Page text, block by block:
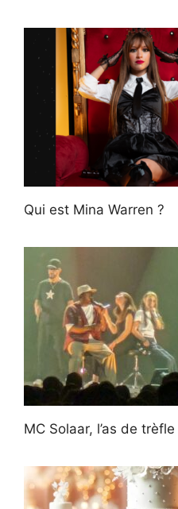
Qui est Mina Warren ?
MC Solaar, l’as de